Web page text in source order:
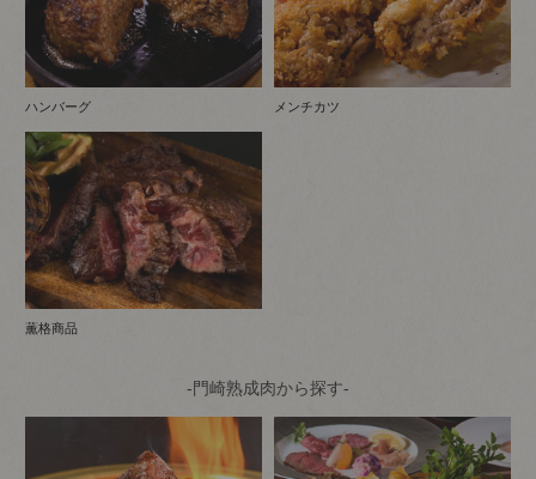
ハンバーグ メンチカツ
薫格商品
-門崎熟成肉から探す-